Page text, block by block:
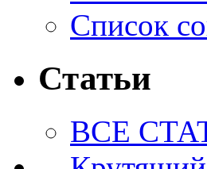
Список
Статьи
ВСЕ